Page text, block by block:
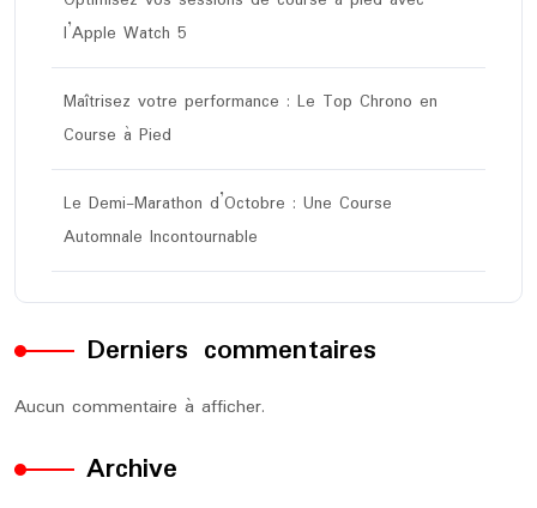
l’Apple Watch 5
Maîtrisez votre performance : Le Top Chrono en
Course à Pied
Le Demi-Marathon d’Octobre : Une Course
Automnale Incontournable
Derniers commentaires
Aucun commentaire à afficher.
Archive